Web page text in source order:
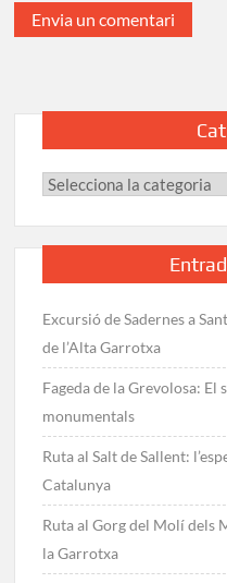
Categories
Excursió de Sadernes a
de l’Alta Garrotxa
Fageda de la Grevolosa: El
monumentals
Ruta al Salt de Sallent:
Catalunya
Ruta al Gorg del Molí dels
la Garrotxa